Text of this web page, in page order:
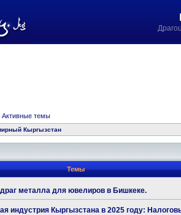
Активные темы
Кыргызстан
Темы
металла для ювелиров в Бишкеке.
индустрия Кыргызстана в 2025 году: